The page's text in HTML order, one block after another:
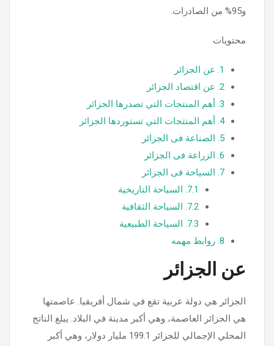
و95% من الصادرات.
محتويات
1. عن الجزائر
2. عن اقتصاد الجزائر
3. أهم المنتجات التي تصدرها الجزائر
4. أهم المنتجات التي تستوردها الجزائر
5. الصناعة فى الجزائر
6. الزراعة فى الجزائر
7. السياحة فى الجزائر
7.1. السياحة التاريخية
7.2. السياحة الثقافية
7.3. السياحة الطبيعية
8. روابط مهمه
عن الجزائر
الجزائر هي دولة عربية تقع في شمال أفريقيا. عاصمتها
هي الجزائر العاصمة، وهي أكبر مدينة في البلاد. يبلغ الناتج
المحلي الإجمالي للجزائر 199.1 مليار دولار، وهي أكبر